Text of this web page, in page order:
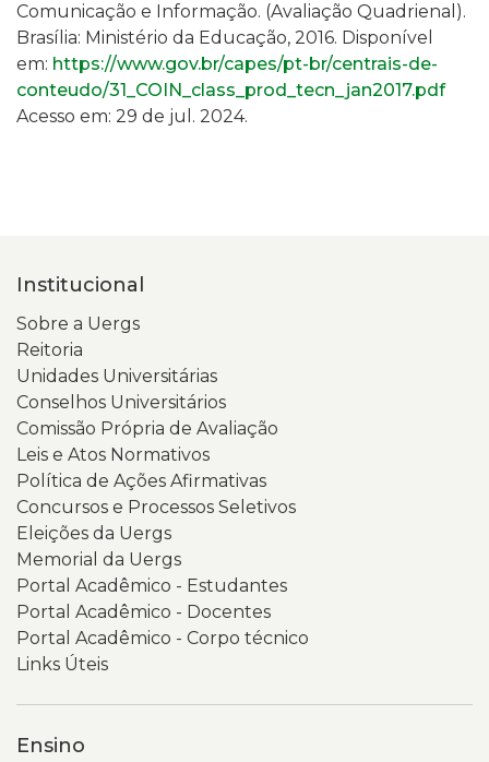
Comunicação e Informação. (Avaliação Quadrienal).
Brasília: Ministério da Educação, 2016. Disponível
em: https://www.gov.br/capes/pt-br/centrais-de-
conteudo/31_COIN_class_prod_tecn_jan2017.pdf
Acesso em: 29 de jul. 2024.
Institucional
Sobre a Uergs
Reitoria
Unidades Universitárias
Conselhos Universitários
Comissão Própria de Avaliação
Leis e Atos Normativos
Política de Ações Afirmativas
Concursos e Processos Seletivos
Eleições da Uergs
Memorial da Uergs
Portal Acadêmico - Estudantes
Portal Acadêmico - Docentes
Portal Acadêmico - Corpo técnico
Links Úteis
Ensino